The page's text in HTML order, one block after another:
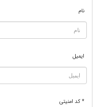
نام
ایمیل
* کد امنیتی